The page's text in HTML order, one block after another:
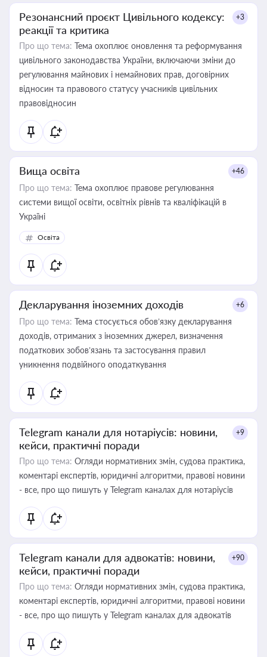
Резонансний проєкт Цивільного кодексу:
реакції та критика
+3
Про що тема: Тема охоплює оновлення та реформування
цивільного законодавства України, включаючи зміни до
регулювання майнових і немайнових прав, договірних
відносин та правового статусу учасників цивільних
правовідносин
Вища освіта +46
Про що тема: Тема охоплює правове регулювання
системи вищої освіти, освітніх рівнів та кваліфікацій в
Україні
Освіта
Декларування іноземних доходів +6
Про що тема: Тема стосується обов’язку декларування
доходів, отриманих з іноземних джерел, визначення
податкових зобов’язань та застосування правил
уникнення подвійного оподаткування
Telegram канали для нотаріусів: новини,
кейси, практичні поради
+9
Про що тема: Огляди нормативних змін, судова практика,
коментарі експертів, юридичні алгоритми, правові новини
- все, про що пишуть у Telegram каналах для нотаріусів
Telegram канали для адвокатів: новини,
кейси, практичні поради
+90
Про що тема: Огляди нормативних змін, судова практика,
коментарі експертів, юридичні алгоритми, правові новини
- все, про що пишуть у Telegram каналах для адвокатів